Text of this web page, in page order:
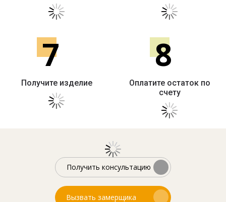
7
Получите изделие
8
Оплатите остаток по
счету
Получить консультацию
Вызвать замерщика